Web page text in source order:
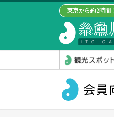
東京から約2時